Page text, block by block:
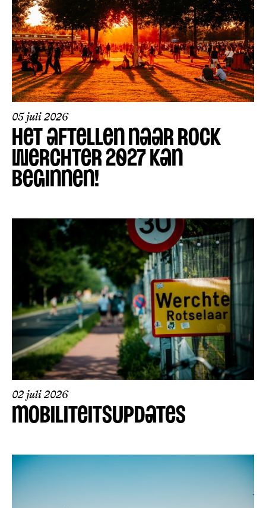
05 juli 2026
HET AFTELLEN NAAR ROCK
WERCHTER 2027 KAN
BEGINNEN!
02 juli 2026
MOBILITEITSUPDATES